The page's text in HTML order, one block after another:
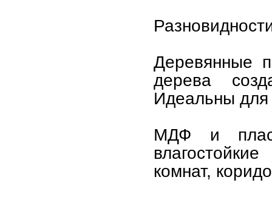
Деревянные
дерева
Идеальны для
МДФ и
комнат,